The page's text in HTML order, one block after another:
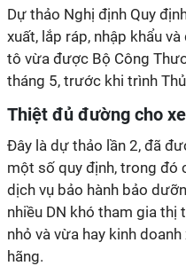
Dự thảo Nghị định Quy
xuất, lắp ráp, nhập khẩu
tô vừa được Bộ Công
tháng 5, trước khi trình
Thiệt đủ đường cho
Đây là dự thảo lần 2, đã
một số quy định, trong đó
dịch vụ bảo hành bảo
nhiều DN khó tham gia thị
nhỏ và vừa hay kinh
hãng.